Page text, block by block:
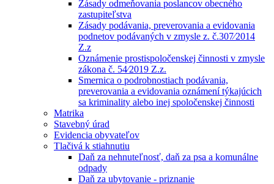
Zásady odmeňovania poslancov obecného
zastupiteľstva
Zásady podávania, preverovania a evidovania
podnetov podávaných v zmysle z. č.307⁄2014
Z.z
Oznámenie prostispoločenskej činnosti v zmysle
zákona č. 54⁄2019 Z.z.
Smernica o podrobnostiach podávania,
preverovania a evidovania oznámení týkajúcich
sa kriminality alebo inej spoločenskej činnosti
Matrika
Stavebný úrad
Evidencia obyvateľov
Tlačivá k stiahnutiu
Daň za nehnuteľnosť, daň za psa a komunálne
odpady
Daň za ubytovanie - priznanie